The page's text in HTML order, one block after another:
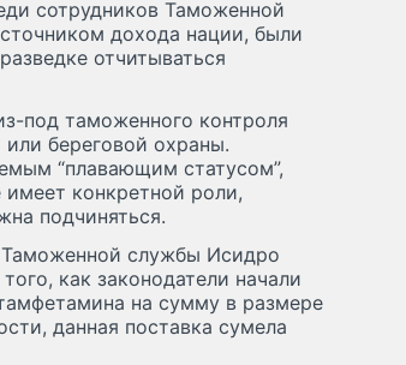
сотрудников Таможенной
дохода нации, были
отчитываться
под таможенного контроля
береговой охраны.
“плавающим статусом”,
конкретной роли,
подчиняться.
Таможенной службы Исидро
как законодатели начали
на сумму в размере
данная поставка сумела